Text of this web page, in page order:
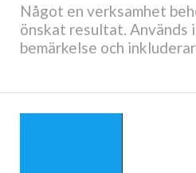
Något en verksamhet
önskat resultat. Används
bemärkelse och